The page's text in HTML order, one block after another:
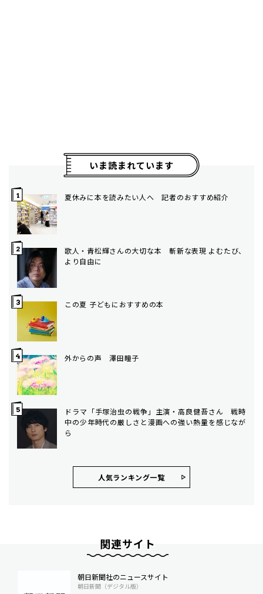
いま読まれています
夏休みに本を読みたい人へ 記者のおすすめ紹介
歌人・青松輝さんの大切な本 斬新な表現 よむたび、
より自由に
この夏 子どもにおすすめの本
外からの声 澤田瞳子
ドラマ「手塚治虫の戦争」主演・高良健吾さん 戦時
中の少年時代の厳しさと漫画への強い熱量を感じなが
ら
人気ランキング⼀覧
関連サイト
朝日新聞社のニュースサイト
朝日新聞（デジタル版）